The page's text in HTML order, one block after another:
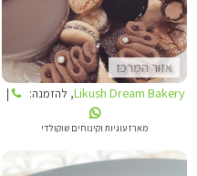
אזור המרכז
Likush Dream Bakery, להזמנה: |
מארז עוגיות וקינוחים שוקולדי